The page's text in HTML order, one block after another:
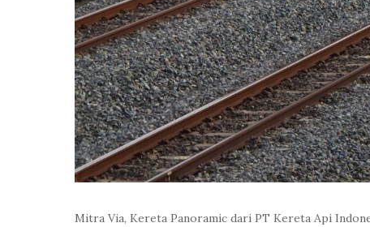
Mitra Via, Kereta Panoramic dari PT Kereta Api